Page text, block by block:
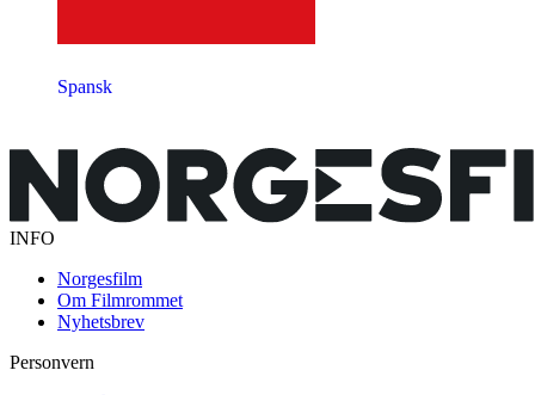
Spansk
INFO
Norgesfilm
Om Filmrommet
Nyhetsbrev
Personvern